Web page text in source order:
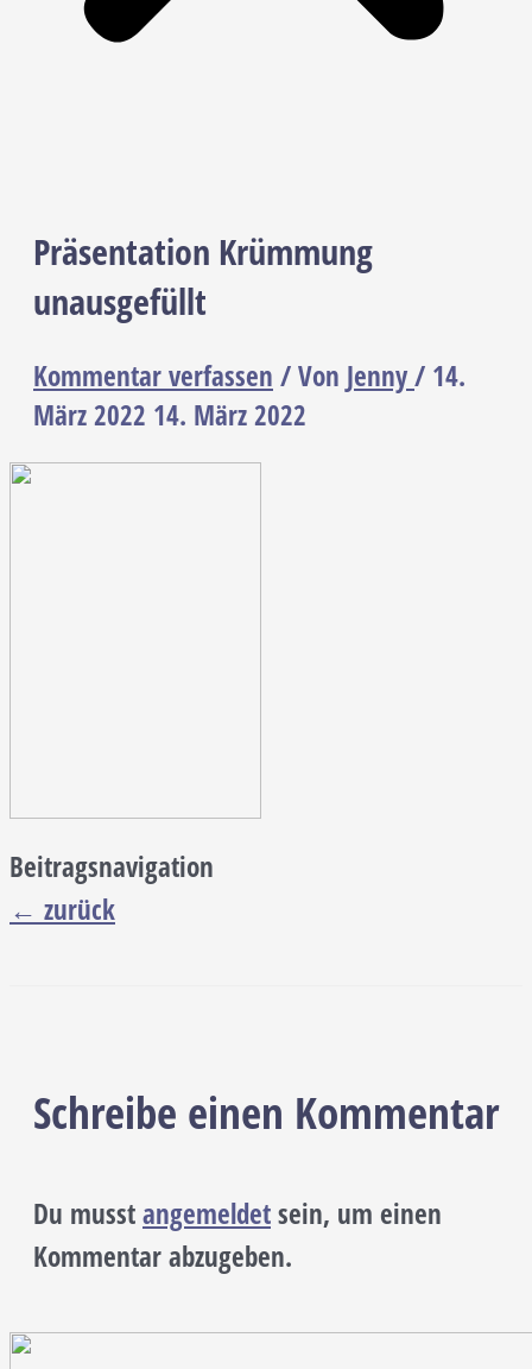
Präsentation Krümmung
unausgefüllt
Kommentar verfassen / Von Jenny/ 14.
März 2022 14. März 2022
Beitragsnavigation
← zurück
Schreibe einen Kommentar
Du musstangemeldetsein, um einen
Kommentar abzugeben.